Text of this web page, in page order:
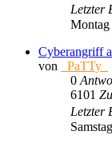
Letzter
Cyberangriff
von
_PaTTy_
0
6101
Letzter